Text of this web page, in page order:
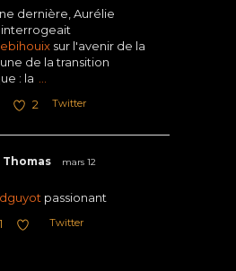
dernière, Aurélie
interrogeait
sur l'avenir de la
de la transition
: la
2 Twitter
mars 12
passionant
1 Twitter